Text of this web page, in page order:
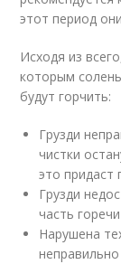
этот период
Исходя из
которым
будут горчить:
Грузди
чистки
это придаст
Грузди
часть
Нарушена